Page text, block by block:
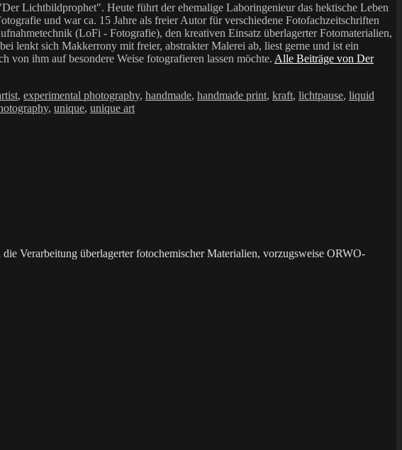
Lichtbildprophet". Heute führt der ehemalige Laboringenieur das hektische Leben
und war ca. 15 Jahre als freier Autor für verschiedene Fotofachzeitschriften
(LoFi - Fotografie), den kreativen Einsatz überlagerter Fotomaterialien,
lenkt sich Makkerrony mit freier, abstrakter Malerei ab, liest gerne und ist ein
ihm auf besondere Weise fotografieren lassen möchte. Alle Beiträge von Der
, experimental photography, handmade, handmade print, kraft, lichtpause, liquid
, unique, unique art
Verarbeitung überlagerter fotochemischer Materialien, vorzugsweise ORWO-